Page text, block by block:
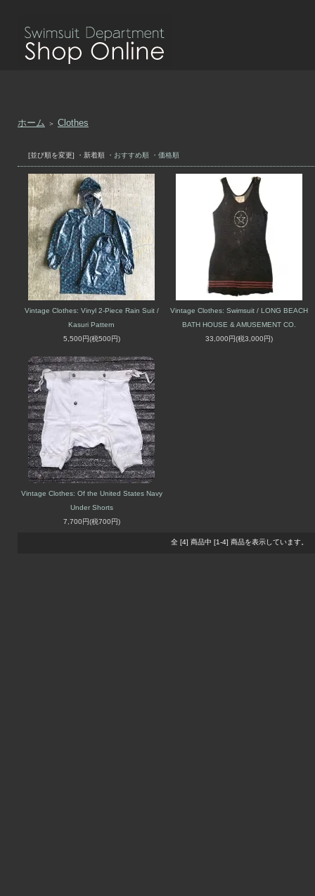
ホーム ＞ Clothes
[並び順を変更] ・新着順 ・おすすめ順 ・価格順
Vintage Clothes: Vinyl 2-Piece Rain Suit /
Kasuri Pattern
5,500円(税500円)
Vintage Clothes: Swimsuit / LONG BEACH
BATH HOUSE & AMUSEMENT CO.
33,000円(税3,000円)
Vintage Clothes: Of the United States Navy
Under Shorts
7,700円(税700円)
全 [4] 商品中 [1-4] 商品を表示しています。